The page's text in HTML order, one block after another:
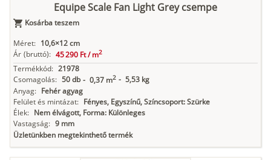
Equipe Scale Fan Light Grey csempe
Kosárba teszem
Méret: 10,6×12 cm
Ár (bruttó): 45 290 Ft /m2
Termékkód: 21978
Csomagolás: 50 db - 0,37 m2 - 5,53 kg
Anyag: Fehér agyag
Felület és mintázat: Fényes, Egyszínű, Színcsoport: Szürke
Élek: Nem élvágott, Forma: Különleges
Vastagság: 9 mm
Üzletünkben megtekinthető termék